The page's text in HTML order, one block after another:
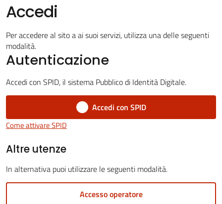
Amministrazione
Novità
Servizi
Vivere
Cesario
Panaro
Accedi
Per accedere al sito a ai suoi servizi, utilizza una delle seguenti
modalità.
Autenticazione
Accedi con SPID, il sistema Pubblico di Identità Digitale.
Accedi con SPID
Come attivare SPID
Altre utenze
In alternativa puoi utilizzare le seguenti modalità.
Accesso operatore